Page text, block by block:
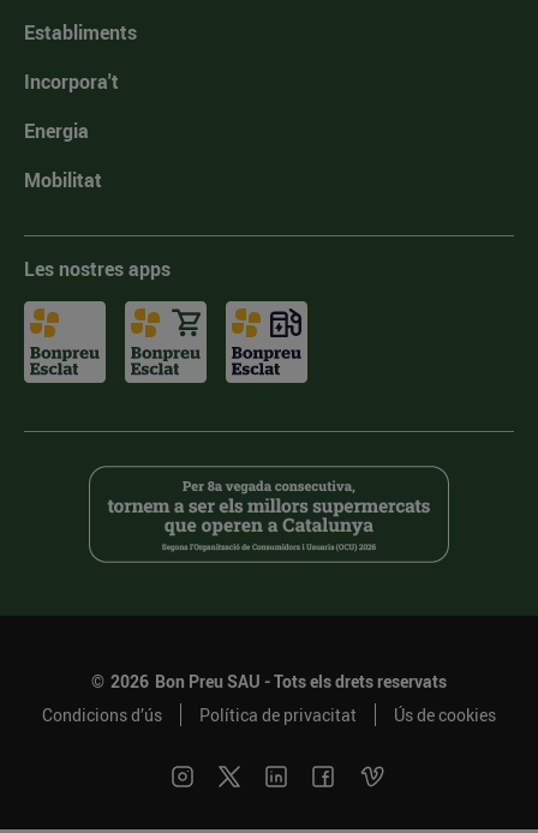
Establiments
Incorpora't
Energia
Mobilitat
Les nostres apps
© 2026 Bon Preu SAU - Tots els drets reservats
Condicions d’ús
Política de privacitat Ús de cookies